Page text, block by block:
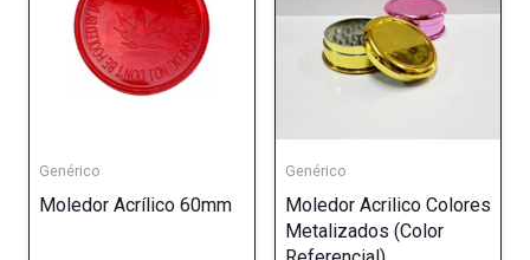
Genérico
Moledor Acrílico 60mm
Genérico
Moledor Acrilico Colores
Metalizados (Color